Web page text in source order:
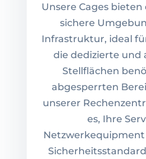
Unsere Cages
sichere
Infrastruktur, ideal
die dedizierte und
Stellflächen
abgesperrten
unserer
es, Ihre